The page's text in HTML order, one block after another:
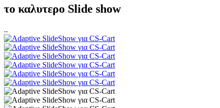
το καλυτερο Slide show
..